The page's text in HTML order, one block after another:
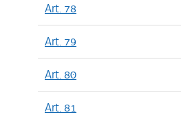
Art. 78
Art. 79
Art. 80
Art. 81